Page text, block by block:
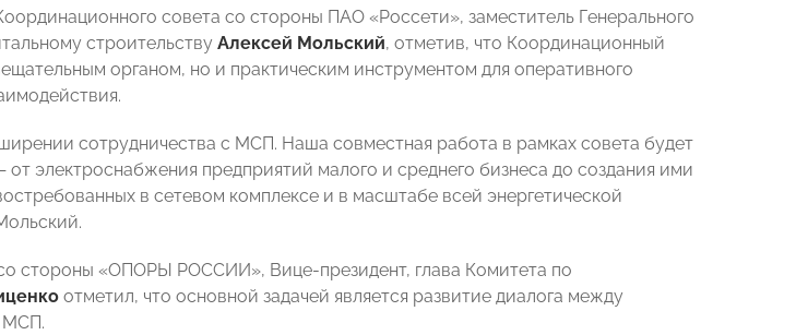
совета со стороны ПАО «Россети», заместитель Генерального
строительству Алексей Мольский, отметив, что Координационный
органом, но и практическим инструментом для оперативного
сотрудничества с МСП. Наша совместная работа в рамках совета будет
электроснабжения предприятий малого и среднего бизнеса до создания ими
в сетевом комплексе и в масштабе всей энергетической
стороны «ОПОРЫ РОССИИ», Вице-президент, глава Комитета по
отметил, что основной задачей является развитие диалога между
МСП.